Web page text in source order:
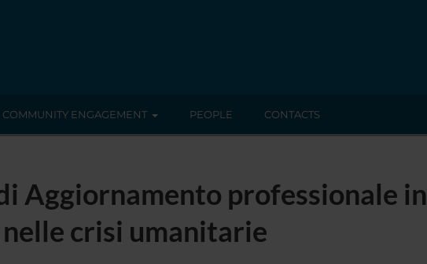
COMMUNITY ENGAGEMENT PEOPLE CONTACTS
Aggiornamento professionale in
crisi umanitarie